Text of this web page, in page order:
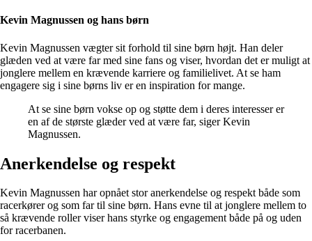
Kevin Magnussen og hans børn
Kevin Magnussen vægter sit forhold til sine børn højt. Han deler
glæden ved at være far med sine fans og viser, hvordan det er muligt at
jonglere mellem en krævende karriere og familielivet. At se ham
engagere sig i sine børns liv er en inspiration for mange.
At se sine børn vokse op og støtte dem i deres interesser er
en af de største glæder ved at være far, siger Kevin
Magnussen.
Anerkendelse og respekt
Kevin Magnussen har opnået stor anerkendelse og respekt både som
racerkører og som far til sine børn. Hans evne til at jonglere mellem to
så krævende roller viser hans styrke og engagement både på og uden
for racerbanen.